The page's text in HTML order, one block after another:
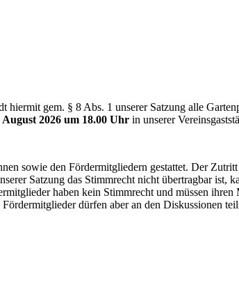
gem. § 8 Abs. 1 unserer Satzung alle
August 2026 um 18.00 Uhr in unserer
sowie den Fördermitgliedern gestattet. Der
Satzung das Stimmrecht nicht übertragbar
haben kein Stimmrecht und müssen
dürfen aber an den Diskussionen